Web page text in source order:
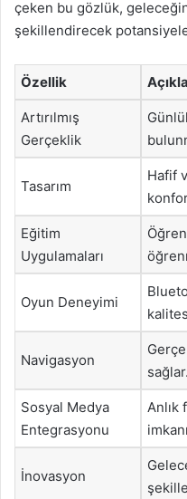
çeken bu gözlük,
şekillendirecek
Özellik
Artırılmış
Gerçeklik
Tasarım
Hafif
Eğitim
Uygulamaları
Oyun Deneyimi
Navigasyon
sağlar.
Sosyal Medya
Entegrasyonu
Anlık
İnovasyon